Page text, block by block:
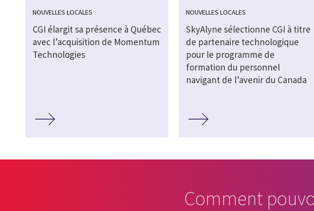
NOUVELLES LOCALES
CGI élargit sa présence à Québec
avec l’acquisition de Momentum
Technologies
NOUVELLES LOCALES
SkyAlyne sélectionne CGI à titre
de partenaire technologique
pour le programme de
formation du personnel
navigant de l’avenir du Canada
Comment